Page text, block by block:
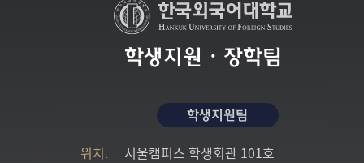
학생지원・장학팀
학생지원팀
위치. 서울캠퍼스 학생회관 101호